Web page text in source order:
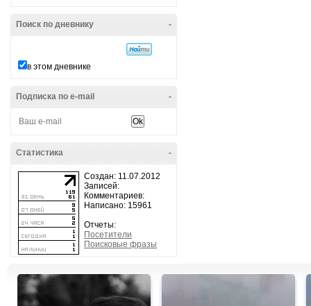
-
Поиск по дневнику
в этом дневнике
-
Подписка по e-mail
-
Статистика
Создан: 11.07.2012
Записей:
Комментариев:
Написано: 15961
Отчеты:
Посетители
Поисковые фразы